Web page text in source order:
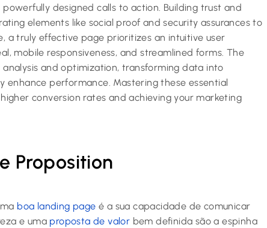
designed calls to action. Building trust and
elements like social proof and security assurances to
a truly effective page prioritizes an intuitive user
mobile responsiveness, and streamlined forms. The
analysis and optimization, transforming data into
enhance performance. Mastering these essential
conversion rates and achieving your marketing
Proposition
boa landing page é a sua capacidade de comunicar
e uma proposta de valor bem definida são a espinha